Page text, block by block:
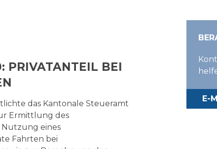
Wirtschaftsprüfung
Rechnungswesen
PRIVATANTEIL BEI
das Kantonale Steueramt
Ermittlung des
eines
Fahrten bei
E-